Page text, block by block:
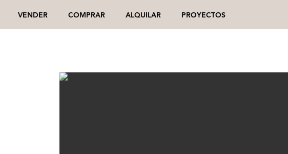
VENDER COMPRAR ALQUILAR PROYECTOS